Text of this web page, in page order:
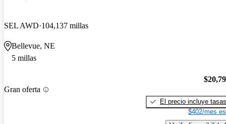
SEL AWD 104,137 millas
Bellevue, NE
5 millas
Gran oferta
El precio incluye tasas
$402/mes